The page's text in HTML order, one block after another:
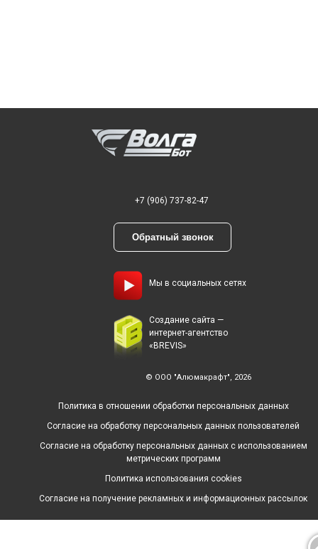
+7 (906) 737-82-47
Обратный звонок
Мы в социальных сетях
Создание сайта —
интернет-агентство
«BREVIS»
© ООО "Алюмакрафт", 2026
Политика в отношении обработки персональных данных
Согласие на обработку персональных данных пользователей
Согласие на обработку персональных данных с использованием
метрических программ
Политика использования cookies
Согласие на получение рекламных и информационных рассылок